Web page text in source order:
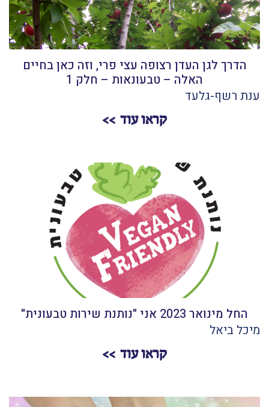
הדרך לגן העדן רצופה עצי פרי, וזה כאן בחיים
האלה – טבעונאות – חלק 1
ענת רשף-גלעד
קראו עוד
החל מינואר 2023 אני "נותנת שירות טבעונית"
מיכל ביאל
קראו עוד